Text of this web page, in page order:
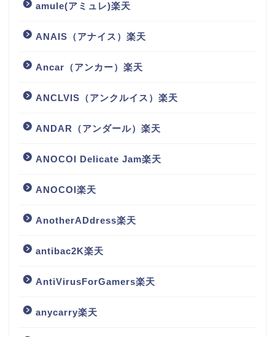
amule(アミュレ)楽天
ANAIS（アナイス）楽天
Ancar（アンカー）楽天
ANCLVIS（アンクルイス）楽天
ANDAR（アンダール）楽天
ANOCOI Delicate Jam楽天
ANOCOI楽天
AnotherADdress楽天
antibac2K楽天
AntiVirusForGamers楽天
anycarry楽天